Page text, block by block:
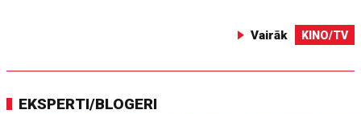
Vairāk KINO/TV
EKSPERTI/BLOGERI